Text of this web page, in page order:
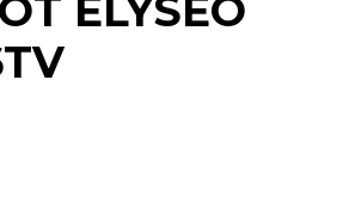
ELYSEO